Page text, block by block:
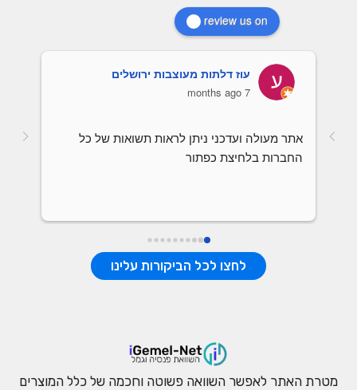
review us on
עוז דלתות מעוצבות ירושלים
7 months ago
החברות בלחיצת כפתור
לחצו לכל הביקורות עלינו
מטרת האתר לאפשר השוואה פשוטה וחכמה של כלל המוצרים